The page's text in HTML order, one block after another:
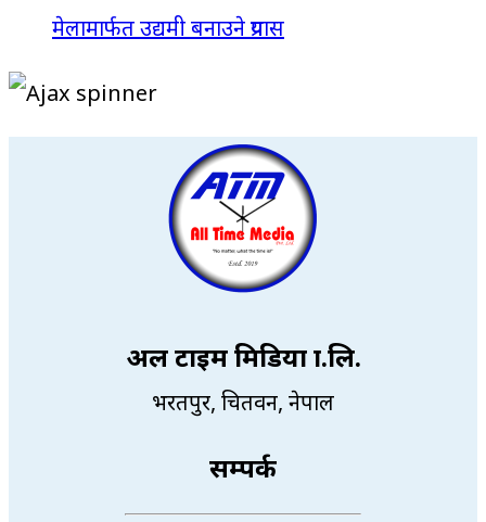
मेलामार्फत उद्यमी बनाउने प्रयास
अल टाइम मिडिया प्रा.लि.
भरतपुर, चितवन, नेपाल
सम्पर्क